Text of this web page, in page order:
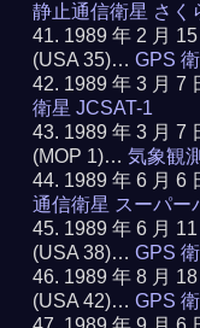
静止通信衛星 さく
1989 年 2 月
(USA 35)…GPS
1989 年 3 月 7
衛星 JCSAT-1
1989 年 3 月 7
(MOP 1)…気象観
1989 年 6 月 6
通信衛星 スーパー
1989 年 6 月
(USA 38)…GPS
1989 年 8 月
(USA 42)…GPS